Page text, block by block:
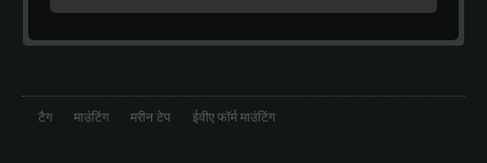
टैग माउंटिंग मरीन टेप ईवीए फॉर्म माउंटिंग